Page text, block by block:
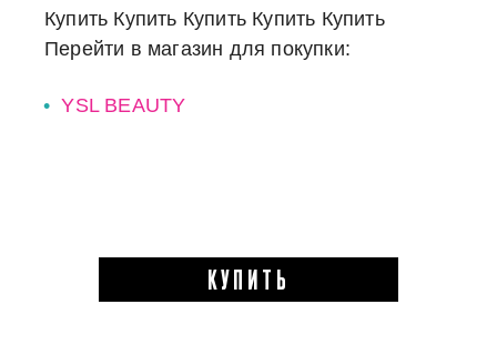
Купить Купить Купить Купить Купить
Перейти в магазин для покупки:
YSL BEAUTY
КУПИТЬ